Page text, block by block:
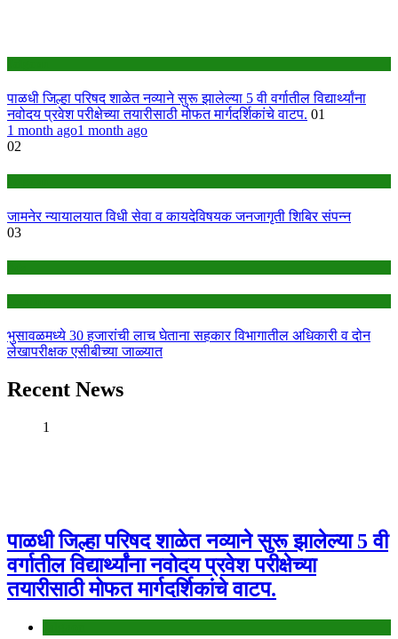
पाळधी जिल्हा परिषद शाळेत नव्याने सुरू झालेल्या 5 वी वर्गातील विद्यार्थ्यांना
नवोदय प्रवेश परीक्षेच्या तयारीसाठी मोफत मार्गदर्शिकांचे वाटप. 01
1 month ago1 month ago
02
जामनेर न्यायालयात विधी सेवा व कायदेविषयक जनजागृती शिबिर संपन्न
03
भुसावळमध्ये 30 हजारांची लाच घेताना सहकार विभागातील अधिकारी व दोन
लेखापरीक्षक एसीबीच्या जाळ्यात
Recent News
1
पाळधी जिल्हा परिषद शाळेत नव्याने सुरू झालेल्या 5 वी
वर्गातील विद्यार्थ्यांना नवोदय प्रवेश परीक्षेच्या
तयारीसाठी मोफत मार्गदर्शिकांचे वाटप.